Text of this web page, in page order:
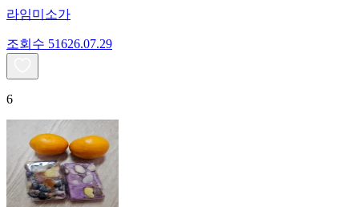
라임미소가
조회수 51626.07.29
6